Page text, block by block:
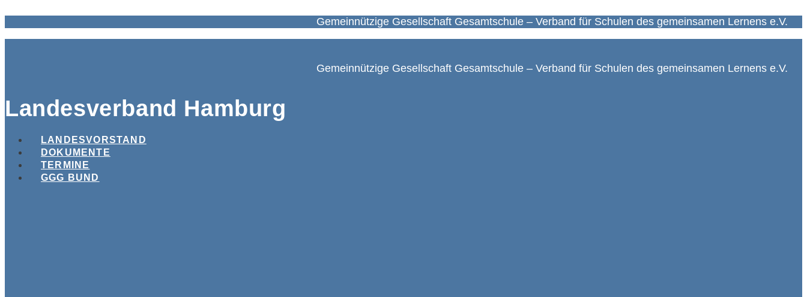
Gemeinnützige Gesellschaft Gesamtschule – Verband für Schulen des gemeinsamen Lernens e.V.
Gemeinnützige Gesellschaft Gesamtschule – Verband für Schulen des gemeinsamen Lernens e.V.
Landesverband Hamburg
LANDESVORSTAND
DOKUMENTE
TERMINE
GGG BUND